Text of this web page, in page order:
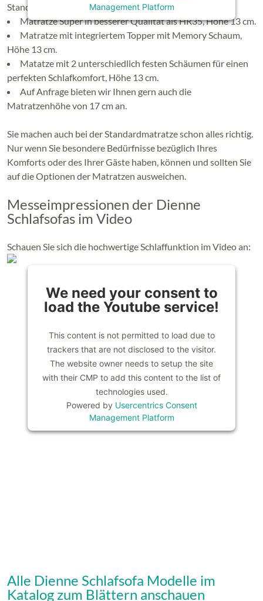
Management Platform
Standardmatratze, Höhe 13 cm.
Matratze Super in besserer Qualität als HR35, Höhe 13 cm.
Matratze mit integriertem Topper mit Memory Schaum,
Höhe 13 cm.
Matatze mit 2 unterschiedlich festen Schäumen für einen
perfekten Schlafkomfort, Höhe 13 cm.
Auf Anfrage bieten wir Ihnen gern auch die
Matratzenhöhe von 17 cm an.
Sie machen auch bei der Standardmatratze schon alles richtig.
Nur wenn Sie besondere Bedürfnisse bezüglich Ihres
Komforts oder des Ihrer Gäste haben, können und sollten Sie
auf die Optionen der Matratzen ausweichen.
Messeimpressionen der Dienne
Schlafsofas im Video
Schauen Sie sich die hochwertige Schlaffunktion im Video an:
We need your consent to
load the Youtube service!
This content is not permitted to load due to
trackers that are not disclosed to the visitor.
The website owner needs to setup the site
with their CMP to add this content to the list of
technologies used.
Powered by Usercentrics Consent
Management Platform
Alle Dienne Schlafsofa Modelle im
Katalog zum Blättern anschauen